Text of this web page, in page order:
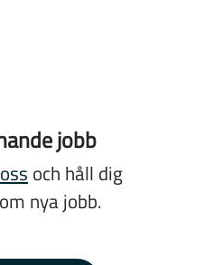
jobb
och håll dig
nya jobb.